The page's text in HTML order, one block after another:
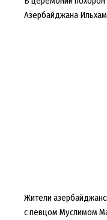
Азербайджана
Жители
с певцом Муслимом